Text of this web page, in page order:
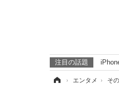
注目の話題
› エンタメ › そ